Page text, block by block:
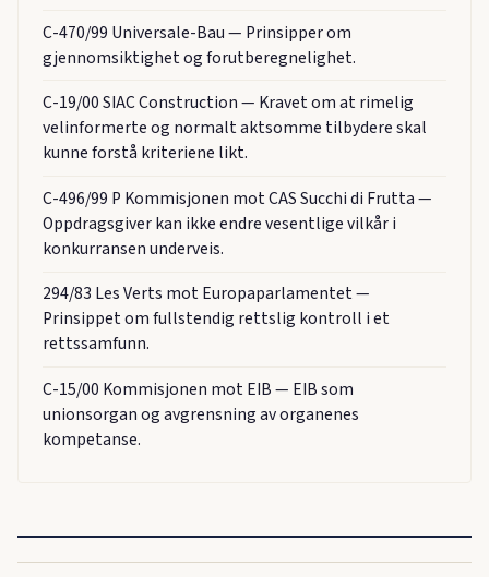
C-470/99 Universale-Bau — Prinsipper om
gjennomsiktighet og forutberegnelighet.
C-19/00 SIAC Construction — Kravet om at rimelig
velinformerte og normalt aktsomme tilbydere skal
kunne forstå kriteriene likt.
C-496/99 P Kommisjonen mot CAS Succhi di Frutta —
Oppdragsgiver kan ikke endre vesentlige vilkår i
konkurransen underveis.
294/83 Les Verts mot Europaparlamentet —
Prinsippet om fullstendig rettslig kontroll i et
rettssamfunn.
C-15/00 Kommisjonen mot EIB — EIB som
unionsorgan og avgrensning av organenes
kompetanse.